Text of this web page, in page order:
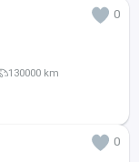
0
130000 km
0